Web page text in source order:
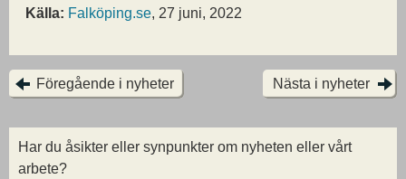
Källa: Falköping.se, 27 juni, 2022
Föregående i nyheter Nästa i nyheter
Har du åsikter eller synpunkter om nyheten eller vårt
arbete?